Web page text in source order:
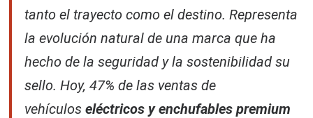
tanto el trayecto como el destino. Representa
la evolución natural de una marca que ha
hecho de la seguridad y la sostenibilidad su
sello. Hoy, 47% de las ventas de
vehículoseléctricos y enchufables premium